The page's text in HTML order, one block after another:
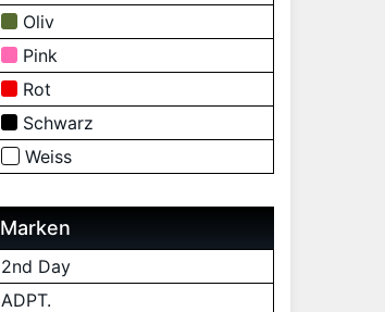
Oliv
Pink
Rot
Schwarz
Weiss
Marken
2nd Day
ADPT.